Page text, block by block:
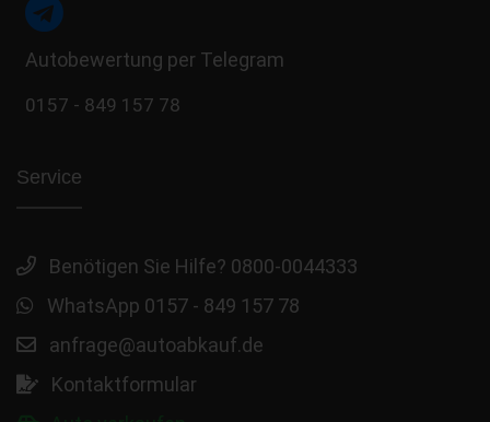
Autobewertung per Telegram
0157 - 849 157 78
Service
Benötigen Sie Hilfe? 0800-0044333
WhatsApp 0157 - 849 157 78
anfrage@autoabkauf.de
Kontaktformular